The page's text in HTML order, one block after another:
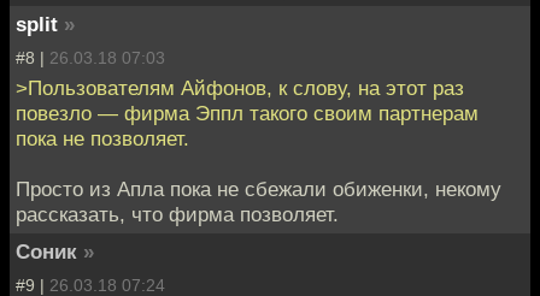
split »
#8 | 26.03.18 07:03
>Пользователям Айфонов, к слову, на этот раз
повезло — фирма Эппл такого своим партнерам
пока не позволяет.
Просто из Апла пока не сбежали обиженки, некому
рассказать, что фирма позволяет.
Соник »
#9 | 26.03.18 07:24